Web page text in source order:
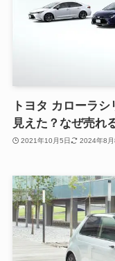
トヨタ カローラ
見えた？なぜ売れ
2021年10月5日 2024年8月